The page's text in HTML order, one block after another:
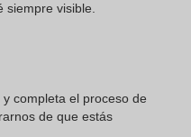
visible.
completa el proceso de
de que estás